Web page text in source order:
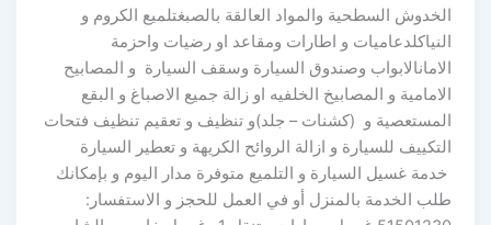
الخدوش السطحية والمواد العالقة بالصبغتلميع الكروم و
النياكلدعاميات و اطارات ومقاعد او رضيات واحزمة
الامانالابواب وصندوق السيارة وسقف السيارة و المصابيح
الامامية و المصابيخ الخلفيه او زالة جميع الاصباغ و البقع
المستعصية و (كشنات – جلد)و تنظيف و تعقيم تنظيف فتحات
التكييف للسيارة و ازالة الروائح الكريهة و تعطير السيارة
خدمة غسيل السيارة و التلميع متوفرة مدار اليوم و بإمكانك
طلب الخدمة بالمنزل أو في العمل للحجز و الاستفسار: